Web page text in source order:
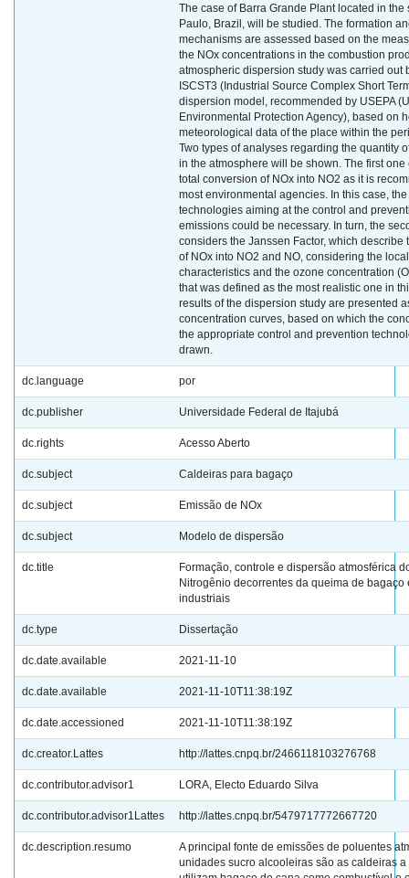
The case of Barra Grande Plant located in the
Paulo, Brazil, will be studied. The formation
mechanisms are assessed based on the
the NOx concentrations in the combustion
atmospheric dispersion study was carried out
ISCST3 (Industrial Source Complex Short
dispersion model, recommended by USEPA
Environmental Protection Agency), based on
meteorological data of the place within the
Two types of analyses regarding the quantity
in the atmosphere will be shown. The first one
total conversion of NOx into NO2 as it is
most environmental agencies. In this case,
technologies aiming at the control and
emissions could be necessary. In turn, the
considers the Janssen Factor, which describe
of NOx into NO2 and NO, considering the
characteristics and the ozone concentration
that was defined as the most realistic one in
results of the dispersion study are presented
concentration curves, based on which the
the appropriate control and prevention
drawn.
dc.language por
dc.publisher Universidade Federal de Itajubá
dc.rights Acesso Aberto
dc.subject Caldeiras para bagaço
dc.subject Emissão de NOx
dc.subject Modelo de dispersão
dc.title
Formação, controle e dispersão atmosférica
Nitrogênio decorrentes da queima de bagaço
industriais
dc.type Dissertação
dc.date.available 2021-11-10
dc.date.available 2021-11-10T11:38:19Z
dc.date.accessioned 2021-11-10T11:38:19Z
dc.creator.Lattes http://lattes.cnpq.br/2466118103276768
dc.contributor.advisor1 LORA, Electo Eduardo Silva
dc.contributor.advisor1Lattes http://lattes.cnpq.br/5479717772667720
dc.description.resumo
A principal fonte de emissões de poluentes
unidades sucro alcooleiras são as caldeiras